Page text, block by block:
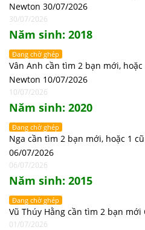
Newton 30/07/2026
30/07/2026
Năm sinh: 2018
Đang chờ ghép
Vân Anh cần tìm 2 bạn mới, hoặc
Newton 10/07/2026
10/07/2026
Năm sinh: 2020
Đang chờ ghép
Nga cần tìm 2 bạn mới, hoặc 1
06/07/2026
06/07/2026
Năm sinh: 2015
Đang chờ ghép
Vũ Thúy Hằng cần tìm 2 bạn mới
01/07/2026